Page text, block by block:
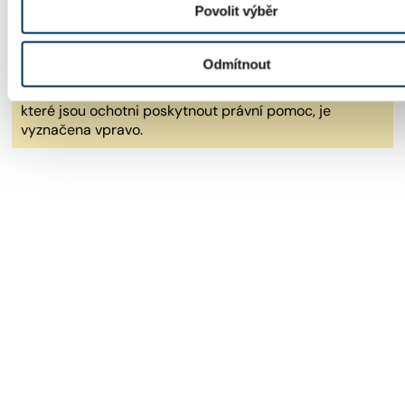
Povolit výběr
Odmítnout
LEGENDA: Advokátky/advokáti, označeni světležlutou
barvou, jsou připraveni zdarma pomáhat mladým
lidem, opouštějícím Dětské domovy. Oblast práva, ve
které jsou ochotni poskytnout právní pomoc, je
vyznačena vpravo.